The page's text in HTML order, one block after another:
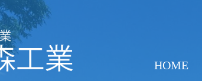
HOME